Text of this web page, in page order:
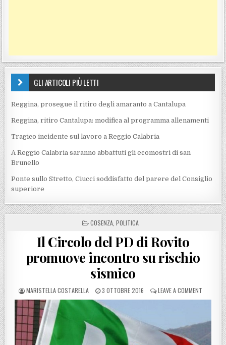
GLI ARTICOLI PIÙ LETTI
Reggina, prosegue il ritiro degli amaranto a Cantalupa
Reggina, ritiro Cantalupa: modifica al programma allenamenti
Tragico incidente sul lavoro a Reggio Calabria
A Reggio Calabria saranno abbattuti gli ecomostri di san
Brunello
Ponte sullo Stretto, Ciucci soddisfatto del parere del Consiglio
superiore
POSTED IN
COSENZA POLITICA
Il Circolo del PD di Rovito
promuove incontro su rischio
sismico
POSTED BY
MARISTELLA COSTARELLA POSTED ON
3 OTTOBRE 2016 LEAVE A COMMENT ON IL